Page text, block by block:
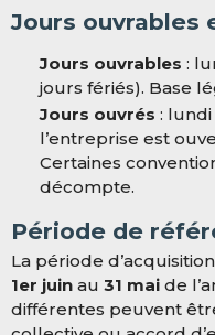
Jours ouvrables
Jours ouvrables :
jours fériés). Base
Jours ouvrés :
l’entreprise est
Certaines
décompte.
Période de
La période
1er juinau 31 maide
différentes peuvent